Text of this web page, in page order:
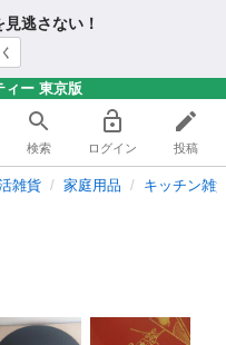
逃さない！
ィー 東京版
検索 ログイン 投稿
雑貨 家庭用品 キッチン雑